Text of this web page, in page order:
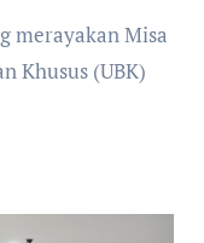
Khusus (UBK)